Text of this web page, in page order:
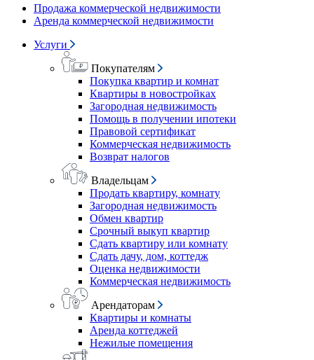
Продажа коммерческой недвижимости
Аренда коммерческой недвижимости
Услуги
Покупателям
Покупка квартир и комнат
Квартиры в новостройках
Загородная недвижимость
Помощь в получении ипотеки
Правовой сертификат
Коммерческая недвижимость
Возврат налогов
Владельцам
Продать квартиру, комнату
Загородная недвижимость
Обмен квартир
Срочный выкуп квартир
Сдать квартиру или комнату
Сдать дачу, дом, коттедж
Оценка недвижимости
Коммерческая недвижимость
Арендаторам
Квартиры и комнаты
Аренда коттеджей
Нежилые помещения